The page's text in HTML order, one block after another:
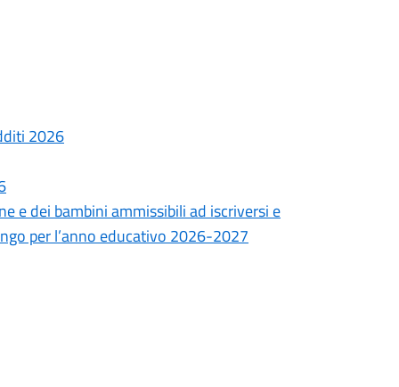
2026
e dei bambini ammissibili ad iscriversi e
per l’anno educativo 2026-2027